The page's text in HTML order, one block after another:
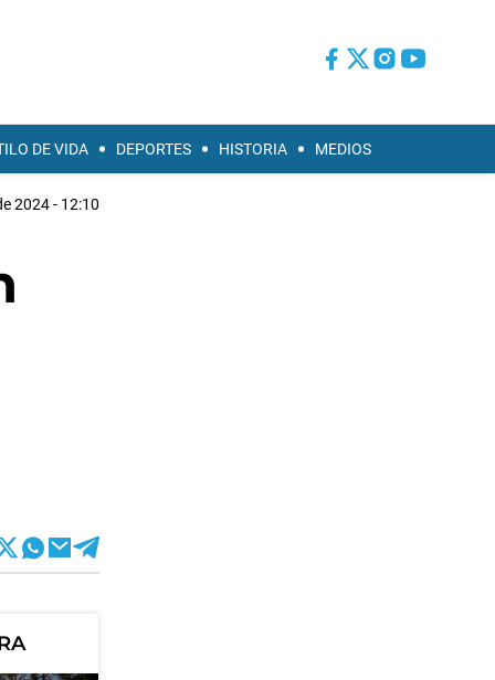
DE VIDA DEPORTES HISTORIA MEDIOS
2024 - 12:10